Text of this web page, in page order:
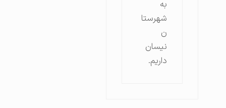
شهرستا
نیسان
داریم.